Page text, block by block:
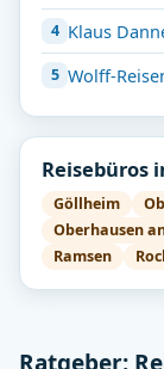
Klaus
Wolff-
Reisebüros
Göllheim
Oberhausen
Ramsen
Ratgeber: